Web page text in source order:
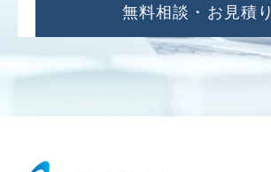
無料相談・お見積り